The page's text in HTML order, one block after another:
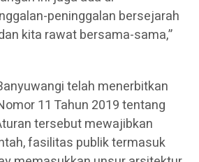
peninggalan bersejarah
kita rawat bersama-sama,”
telah menerbitkan
11 Tahun 2019 tentang
tersebut mewajibkan
fasilitas publik termasuk